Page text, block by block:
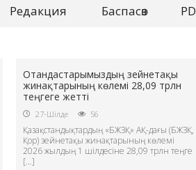
Редакция Баспасөз
Отандастарымыздың зейнетақы
жинақтарының көлемі 28,09 трлн
теңгеге жетті
27-Шілде 56
Қазақстандықтардың «БЖЗҚ» АҚ-дағы (БЖЗҚ,
Қор) зейнетақы жинақтарының көлемі
2026 жылдың 1 шілдесіне 28,09 трлн теңге
[…]